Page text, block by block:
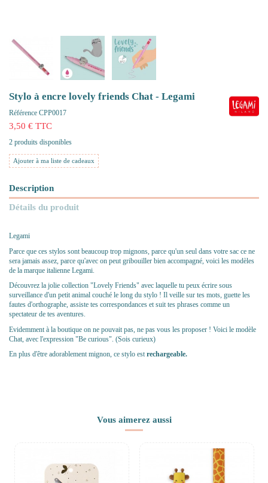
Stylo à encre lovely friends Chat - Legami
Référence CPP0017
3,50 € TTC
2 produits disponibles
Ajouter à ma liste de cadeaux
Description
Détails du produit
Legami
Parce que ces stylos sont beaucoup trop mignons, parce qu'un seul dans votre sac ce ne
sera jamais assez, parce qu'avec on peut gribouiller bien accompagné, voici les modèles
de la marque italienne Legami.
Découvrez la jolie collection "Lovely Friends" avec laquelle tu peux écrire sous
surveillance d'un petit animal couché le long du stylo ! Il veille sur tes mots, guette les
fautes d'orthographe, assiste tes correspondances et suit tes phrases comme un
spectateur de tes aventures.
Evidemment à la boutique on ne pouvait pas, ne pas vous les proposer ! Voici le modèle
Chat, avec l'expression "Be curious". (Sois curieux)
En plus d'être adorablement mignon, ce stylo estrechargeable.
Vous aimerez aussi